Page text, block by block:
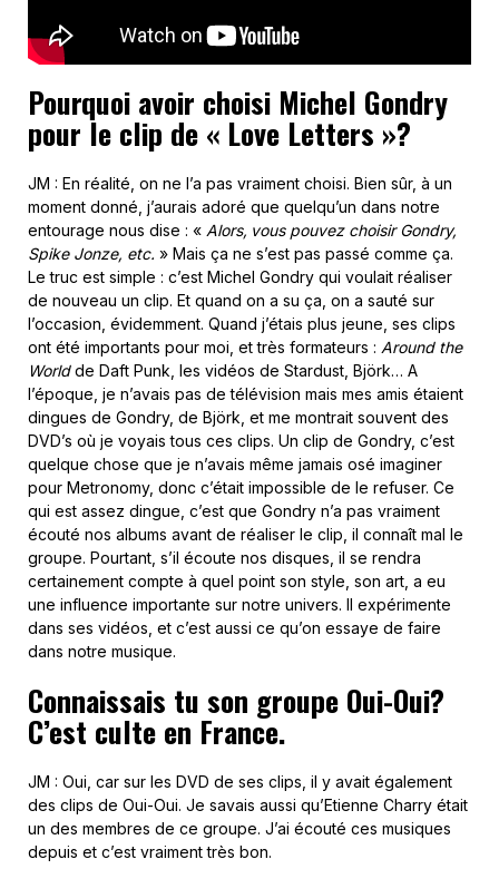
Pourquoi avoir choisi Michel Gondry
pour le clip de « Love Letters »?
JM : En réalité, on ne l’a pas vraiment choisi. Bien sûr, à un
moment donné, j’aurais adoré que quelqu’un dans notre
entourage nous dise : « Alors, vous pouvez choisir Gondry,
Spike Jonze, etc. » Mais ça ne s’est pas passé comme ça.
Le truc est simple : c’est Michel Gondry qui voulait réaliser
de nouveau un clip. Et quand on a su ça, on a sauté sur
l’occasion, évidemment. Quand j’étais plus jeune, ses clips
ont été importants pour moi, et très formateurs : Around the
Worldde Daft Punk, les vidéos de Stardust, Björk… A
l’époque, je n’avais pas de télévision mais mes amis étaient
dingues de Gondry, de Björk, et me montrait souvent des
DVD’s où je voyais tous ces clips. Un clip de Gondry, c’est
quelque chose que je n’avais même jamais osé imaginer
pour Metronomy, donc c’était impossible de le refuser. Ce
qui est assez dingue, c’est que Gondry n’a pas vraiment
écouté nos albums avant de réaliser le clip, il connaît mal le
groupe. Pourtant, s’il écoute nos disques, il se rendra
certainement compte à quel point son style, son art, a eu
une influence importante sur notre univers. Il expérimente
dans ses vidéos, et c’est aussi ce qu’on essaye de faire
dans notre musique.
Connaissais tu son groupe Oui-Oui?
C’est culte en France.
JM : Oui, car sur les DVD de ses clips, il y avait également
des clips de Oui-Oui. Je savais aussi qu’Etienne Charry était
un des membres de ce groupe. J’ai écouté ces musiques
depuis et c’est vraiment très bon.